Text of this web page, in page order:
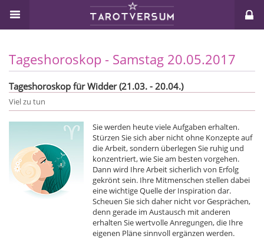
Tageshoroskop - Samstag 20.05.2017
Tageshoroskop für Widder (21.03. - 20.04.)
Viel zu tun
Sie werden heute viele Aufgaben erhalten.
Stürzen Sie sich aber nicht ohne Konzepte auf
die Arbeit, sondern überlegen Sie ruhig und
konzentriert, wie Sie am besten vorgehen.
Dann wird Ihre Arbeit sicherlich von Erfolg
gekrönt sein. Ihre Mitmenschen stellen dabei
eine wichtige Quelle der Inspiration dar.
Scheuen Sie sich daher nicht vor Gesprächen,
denn gerade im Austausch mit anderen
erhalten Sie wertvolle Anregungen, die Ihre
eigenen Pläne sinnvoll ergänzen werden.